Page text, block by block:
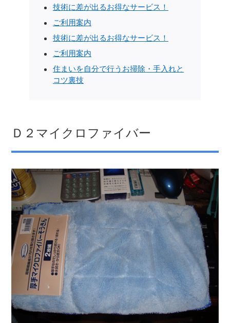
技術に差が出るお得なサービス！
ご利用案内
技術に差が出るお得なサービス！
ご利用案内
住まいを自分で行うお掃除・手入れと
コツ裏技
Ｄ２マイクロファイバー